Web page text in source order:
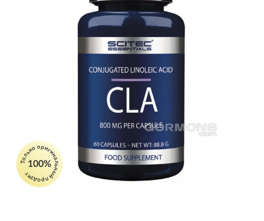
Только оригинальный продукт
100%